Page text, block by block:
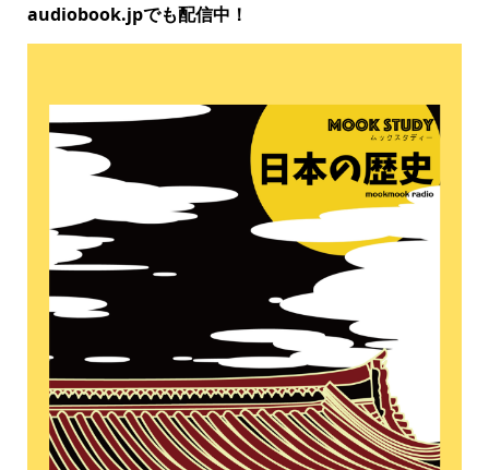
audiobook.jpでも配信中！